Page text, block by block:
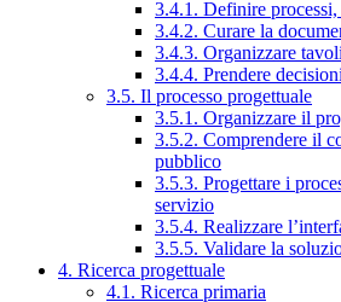
3.4.1. Definire
3.4.2. Curare la
3.4.3. Organizzare
3.4.4. Prendere decisioni
3.5. Il processo progettuale
3.5.1. Organizzare il
3.5.2. Comprendere il
pubblico
3.5.3. Progettare i
servizio
3.5.4. Realizzare
3.5.5. Validare la
4. Ricerca progettuale
4.1. Ricerca primaria